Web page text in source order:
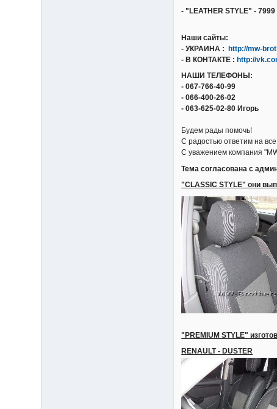
- "LEATHER STYLE" -
Наши сайты:
- УКРАИНА :
http://mw-
- В КОНТАКТЕ : http://
НАШИ ТЕЛЕФОНЫ:
- 067-766-40-99
- 066-400-26-02
- 063-625-02-80 Игорь
Будем рады помочь!
С радостью ответим на
С уважением компания
Тема согласована с
"CLASSIC STYLE" они
"PREMIUM STYLE"
RENAULT - DUSTER